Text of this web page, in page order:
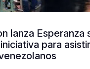
lanza Esperanza
para